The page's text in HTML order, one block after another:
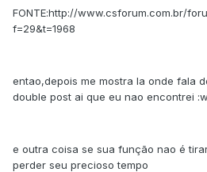
FONTE:http://www.csforum.com.br/
f=29&t=1968
entao,depois me mostra la onde fala
double post ai que eu nao encontrei
e outra coisa se sua função nao é
perder seu precioso tempo